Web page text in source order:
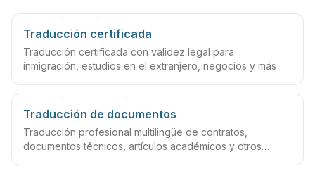
Traducción certificada
Traducción certificada con validez legal para
inmigración, estudios en el extranjero, negocios y más
Traducción de documentos
Traducción profesional multilingüe de contratos,
documentos técnicos, artículos académicos y otros